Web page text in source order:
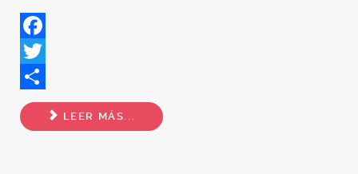
Facebook
Twitter
Share
LEER MÁS...